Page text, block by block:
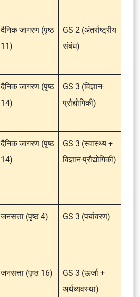
दैनिक जागरण (पृष्ठ
11)
GS 2 (अंतर्राष्ट्रीय
संबंध)
दैनिक जागरण (पृष्ठ
14)
GS 3 (विज्ञान-
प्रौद्योगिकी)
दैनिक जागरण (पृष्ठ
14)
GS 3 (स्वास्थ्य +
विज्ञान-प्रौद्योगिकी)
जनसत्ता (पृष्ठ 4) GS 3 (पर्यावरण)
जनसत्ता (पृष्ठ 16)
GS 3 (ऊर्जा +
अर्थव्यवस्था)